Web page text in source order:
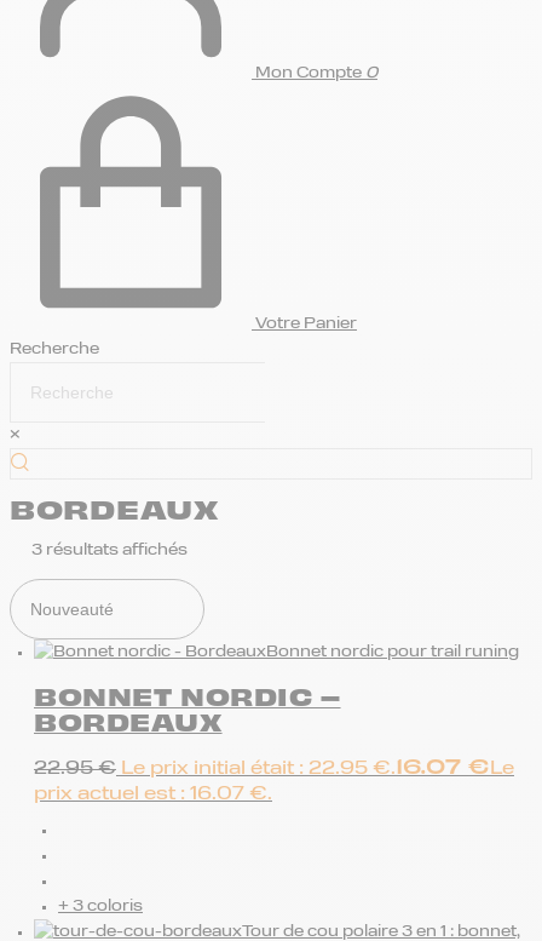
Mon Compte 0
Votre Panier
Recherche
×
BORDEAUX
3 résultats affichés
Bonnet nordic pour trail runing
BONNET NORDIC –
BORDEAUX
22.95€ Le prix initial était : 22.95 €.16.07 € Le
prix actuel est : 16.07 €.
+ 3 coloris
Tour de cou polaire 3 en 1 : bonnet,